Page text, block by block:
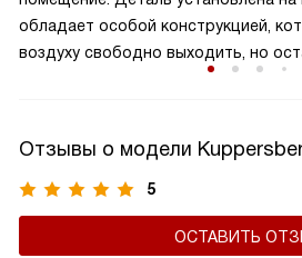
обладает особой конструкцией,
воздуху свободно выходить, но
поддерживает чистоту воздуха на
важный элемент вытяжки, который
сохранению здорового
продляет срок службы устройства,
Отзывы о модели
5
ОСТАВИТЬ